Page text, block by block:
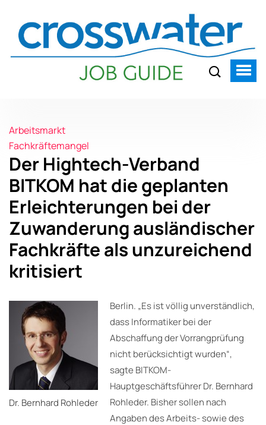
Arbeitsmarkt
Fachkräftemangel
Der Hightech-Verband
BITKOM hat die geplanten
Erleichterungen bei der
Zuwanderung ausländischer
Fachkräfte als unzureichend
kritisiert
Dr. Bernhard Rohleder
Berlin. „Es ist völlig unverständlich,
dass Informatiker bei der
Abschaffung der Vorrangprüfung
nicht berücksichtigt wurden“,
sagte BITKOM-
Hauptgeschäftsführer Dr. Bernhard
Rohleder. Bisher sollen nach
Angaben des Arbeits- sowie des